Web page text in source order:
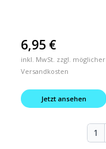
6,95 €
inkl. MwSt. zzgl. möglicher
Versandkosten
Jetzt ansehen
1